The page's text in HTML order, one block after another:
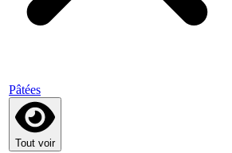
Pâtées
Tout voir